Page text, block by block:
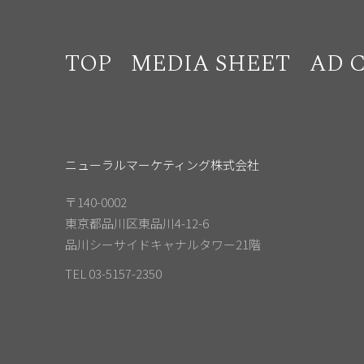
TOP MEDIA SHEET AD
ニューラルマーケティング株式会社
〒140-0002
東京都品川区東品川4-12-6
品川シーサイドキャナルタワー21階
TEL 03-5157-2350